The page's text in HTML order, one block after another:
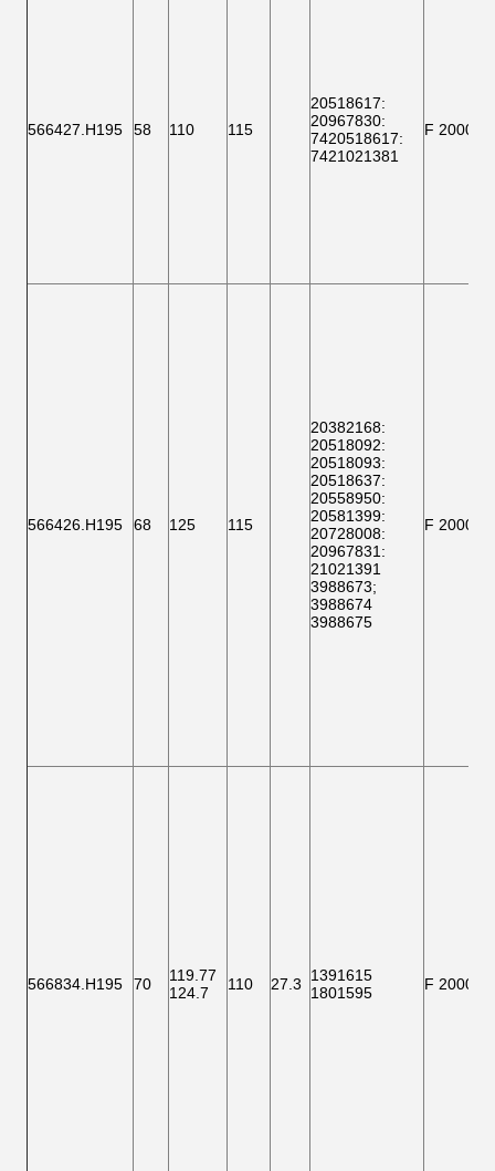
566427.H195 58 110 115
20518617:
20967830:
7420518617:
7421021381
F 200003
566426.H195 68 125 115
20382168:
20518092:
20518093:
20518637:
20558950:
20581399:
20728008:
20967831:
21021391
3988673;
3988674
3988675
F
566834.H195 70
119.77
124.7
110 27.3
1391615
1801595
F 200010